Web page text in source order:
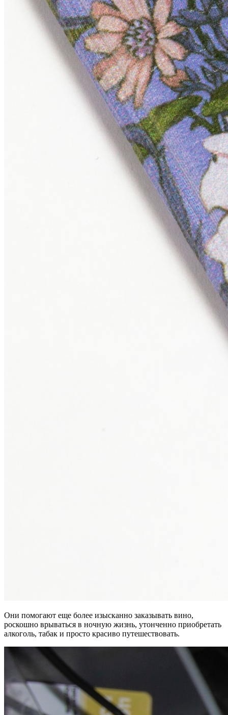
Они помогают еще более изысканно заказывать вино,
роскошно врываться в ночную жизнь, утонченно приобретать
алкоголь, табак и просто красиво путешествовать.